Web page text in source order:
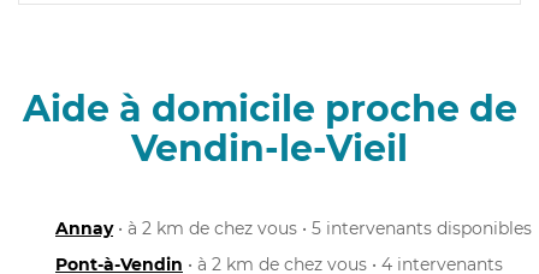
Aide à domicile proche de
Vendin-le-Vieil
Annay• à 2 km de chez vous • 5 intervenants disponibles
Pont-à-Vendin • à 2 km de chez vous • 4 intervenants